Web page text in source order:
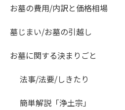
お墓の費用/内訳と価格相場
墓じまい/お墓の引越し
お墓に関する決まりごと
法事/法要/しきたり
簡単解説「浄土宗」